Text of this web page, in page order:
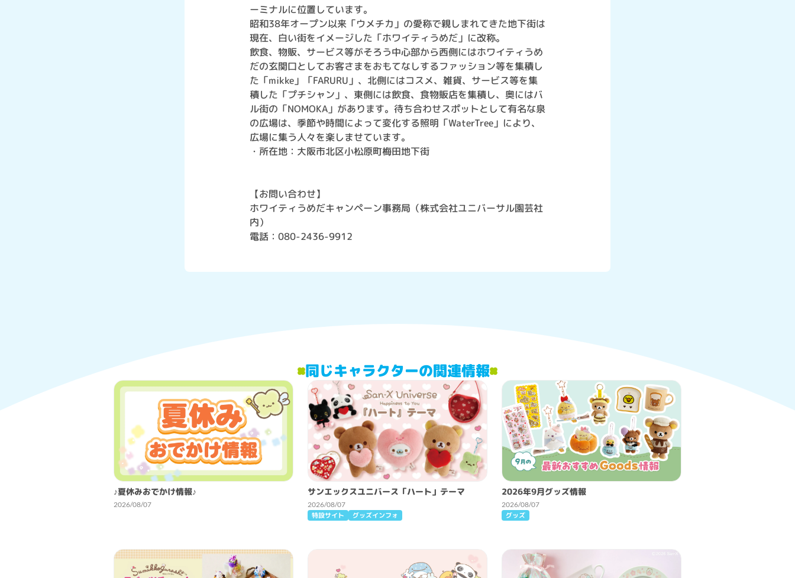
ーミナルに位置しています。
昭和38年オープン以来「ウメチカ」の愛称で親しまれてきた地下街は
現在、白い街をイメージした「ホワイティうめだ」に改称。
飲食、物販、サービス等がそろう中心部から西側にはホワイティうめ
だの玄関口としてお客さまをおもてなしするファッション等を集積し
た「mikke」「FARURU」、北側にはコスメ、雑貨、サービス等を集
積した「プチシャン」、東側には飲食、食物販店を集積し、奥にはバ
ル街の「NOMOKA」があります。待ち合わせスポットとして有名な泉
の広場は、季節や時間によって変化する照明「WaterTree」により、
広場に集う人々を楽しませています。
・所在地：大阪市北区小松原町梅田地下街
【お問い合わせ】
ホワイティうめだキャンペーン事務局（株式会社ユニバーサル園芸社
内）
電話：080-2436-9912
同じキャラクターの関連情報
♪夏休みおでかけ情報♪
2026/08/07
サンエックスユニバース「ハート」テーマ
2026/08/07
特設サイト グッズインフォ
2026年9月グッズ情報
2026/08/07
グッズ